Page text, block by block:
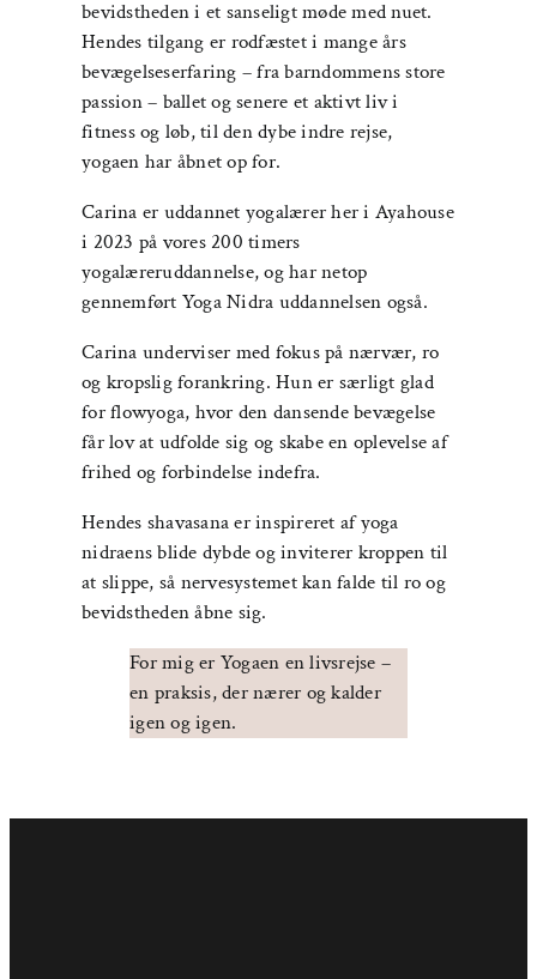
bevidstheden i et sanseligt møde med nuet.
Hendes tilgang er rodfæstet i mange års
bevægelseserfaring – fra barndommens store
passion – ballet og senere et aktivt liv i
fitness og løb, til den dybe indre rejse,
yogaen har åbnet op for.
Carina er uddannet yogalærer her i Ayahouse
i 2023 på vores 200 timers
yogalæreruddannelse, og har netop
gennemført Yoga Nidra uddannelsen også.
Carina underviser med fokus på nærvær, ro
og kropslig forankring. Hun er særligt glad
for flowyoga, hvor den dansende bevægelse
får lov at udfolde sig og skabe en oplevelse af
frihed og forbindelse indefra.
Hendes shavasana er inspireret af yoga
nidraens blide dybde og inviterer kroppen til
at slippe, så nervesystemet kan falde til ro og
bevidstheden åbne sig.
For mig er Yogaen en livsrejse –
en praksis, der nærer og kalder
igen og igen.